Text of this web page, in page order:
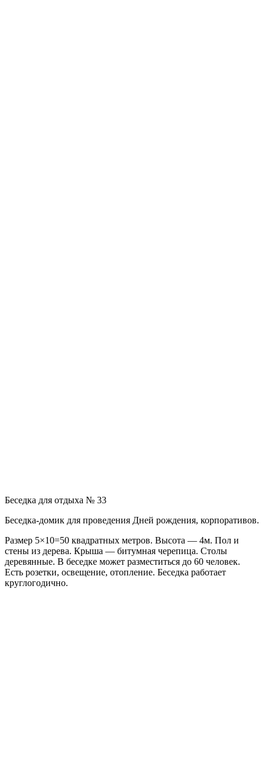
Беседка для отдыха № 33
Беседка-домик для проведения Дней рождения, корпоративов.
Размер 5×10=50 квадратных метров. Высота — 4м. Пол и
стены из дерева. Крыша — битумная черепица. Столы
деревянные. В беседке может разместиться до 60 человек.
Есть розетки, освещение, отопление. Беседка работает
круглогодично.